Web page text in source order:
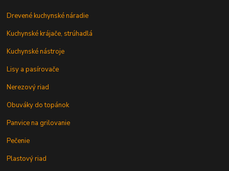
Drevené kuchynské náradie
Kuchynské krájače, strúhadlá
Kuchynské nástroje
Lisy a pasírovače
Nerezový riad
Obuváky do topánok
Panvice na grilovanie
Pečenie
Plastový riad